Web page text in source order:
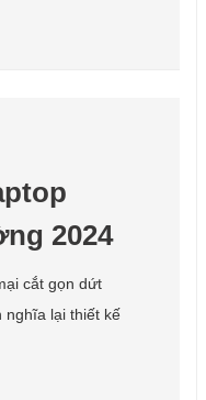
2024
cắt gọn dứt
nghĩa lại thiết kế